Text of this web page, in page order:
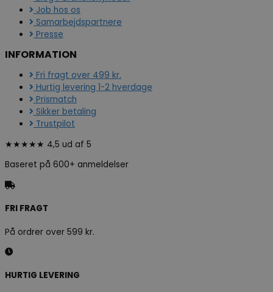
Job hos os
Samarbejdspartnere
Presse
INFORMATION
Fri fragt over 499 kr.
Hurtig levering 1-2 hverdage
Prismatch
Sikker betaling
Trustpilot
★★★★★ 4,5 ud af 5
Baseret på 600+ anmeldelser
FRI FRAGT
På ordrer over 599 kr.
HURTIG LEVERING